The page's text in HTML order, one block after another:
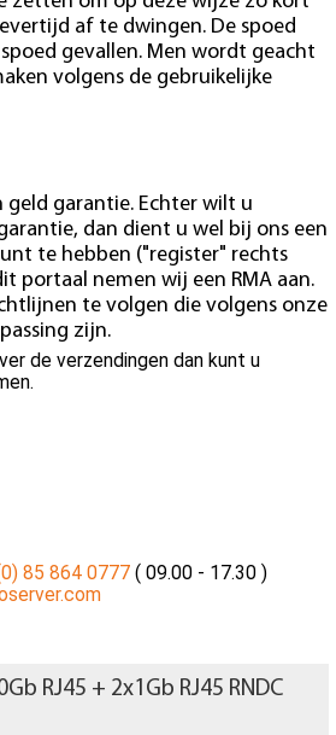
af te dwingen. De spoed
gevallen. Men wordt geacht
volgens de gebruikelijke
garantie. Echter wilt u
dan dient u wel bij ons een
te hebben ("register" rechts
portaal nemen wij een RMA aan.
te volgen die volgens onze
zijn.
de verzendingen dan kunt u
85 864 0777 ( 09.00 - 17.30 )
RJ45 + 2x1Gb RJ45 RNDC